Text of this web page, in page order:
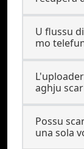
U flussu
mo
aghju
Possu
una sola